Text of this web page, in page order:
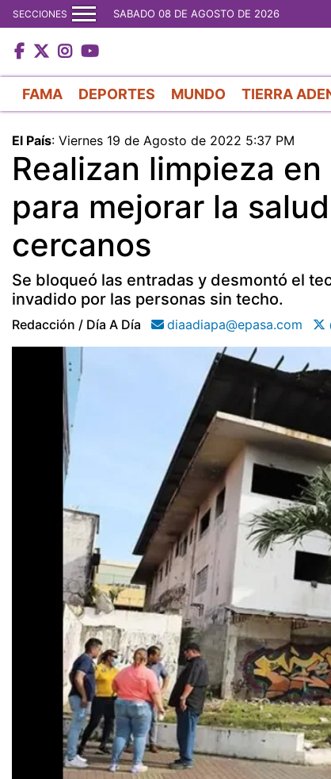
SECCIONES SABADO 08 DE AGOSTO DE 2026
FAMA DEPORTES MUNDO TIERRA
El País: Viernes 19 de Agosto de 2022 5:37 PM
Realizan limpieza
para mejorar la
cercanos
Se bloqueó las entradas y desmontó el
invadido por las personas sin techo.
Redacción / Día A Día diaadiapa@epasa.com